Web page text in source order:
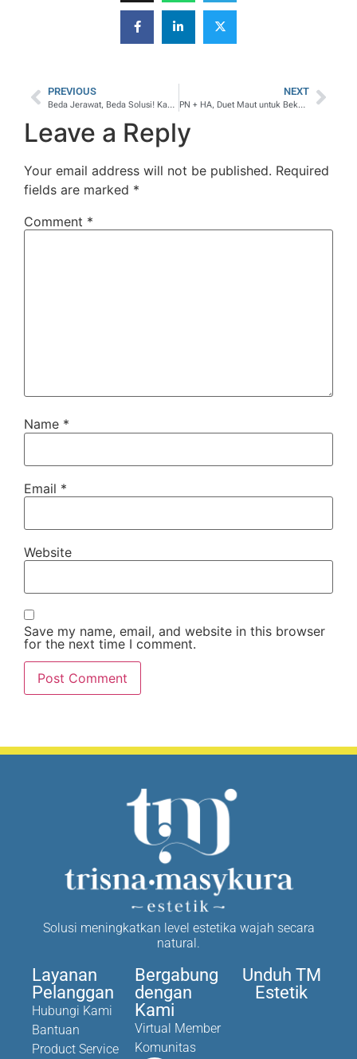
PREVIOUS
Beda Jerawat, Beda Solusi! Kamu Termasuk yang Mana? Kenali 6 Jenis Jerawat Ini!
NEXT
PN + HA, Duet Maut untuk Bekas Jerawat Solusi Kulit Halus dan Glowing dari Dalam
Leave a Reply
Your email address will not be published. Required
fields are marked *
Comment *
Name *
Email *
Website
Save my name, email, and website in this browser
for the next time I comment.
Solusi meningkatkan level estetika wajah secara
natural.
Layanan
Pelanggan
Hubungi Kami
Bantuan
Product Service
Bergabung
dengan
Kami
Virtual Member
Komunitas
Unduh TM
Estetik